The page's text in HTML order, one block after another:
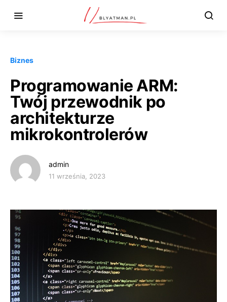
Biznes
Programowanie ARM:
Twój przewodnik po
architekturze
mikrokontrolerów
admin
11 września, 2023